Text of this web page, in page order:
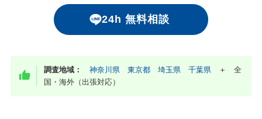
24h 無料相談
調査地域： 神奈川県 東京都 埼玉県 千葉県 ＋ 全
国・海外（出張対応）